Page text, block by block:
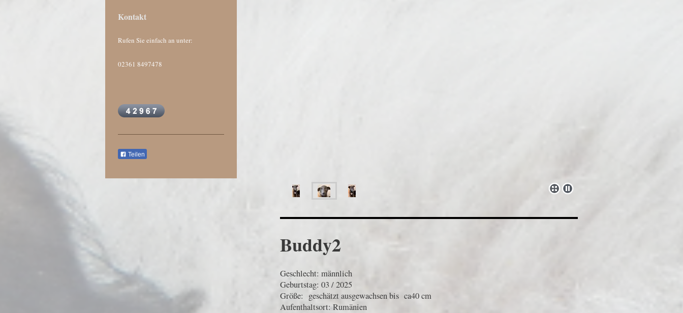
Buddy2
Geschlecht: männlich
Geburtstag: 03 / 2025
Größe: geschätzt ausgewachsen bis ca40 cm
Aufenthaltsort: Rumänien
Kontakt
Rufen Sie einfach an unter:
02361 8497478
Teilen